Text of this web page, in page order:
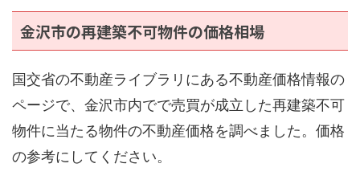
金沢市の再建築不可物件の価格相場
国交省の不動産ライブラリにある不動産価格情報の
ページで、金沢市内でで売買が成立した再建築不可
物件に当たる物件の不動産価格を調べました。価格
の参考にしてください。